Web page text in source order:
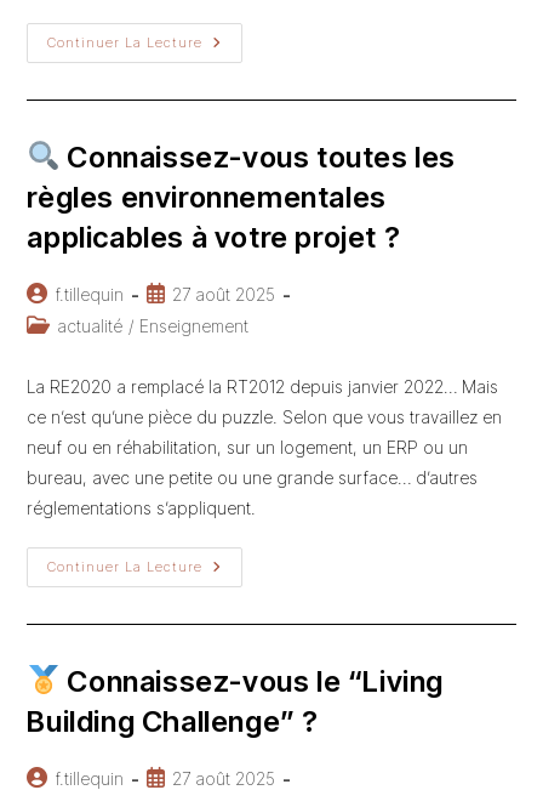
Continuer La Lecture
L’ACV
Est
Carbone,
Connaissez-
Vous
La
« Pyramide
?
Connaissez-vous toutes les
règles environnementales
applicables à votre projet ?
Auteur/autrice
de
f.tillequin
Publication
publiée :
27 août 2025
Post actualité / Enseignement
La RE2020 a remplacé la RT2012 depuis janvier 2022… Mais
ce n’est qu’une pièce du puzzle. Selon que vous travaillez en
neuf ou en réhabilitation, sur un logement, un ERP ou un
bureau, avec une petite ou une grande surface… d’autres
réglementations s’appliquent.
Continuer La Lecture
Connaissez-
Toutes
Environnementales
Applicables
Votre
Projet
Connaissez-vous le “Living
Building Challenge” ?
Auteur/autrice
f.tillequin
Publication
27 août 2025